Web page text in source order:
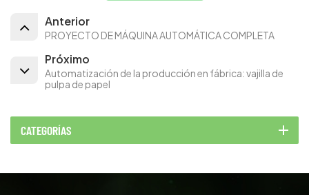
Anterior
PROYECTO DE MÁQUINA AUTOMÁTICA COMPLETA
Próximo
Automatización de la producción en fábrica: vajilla de
pulpa de papel
CATEGORÍAS